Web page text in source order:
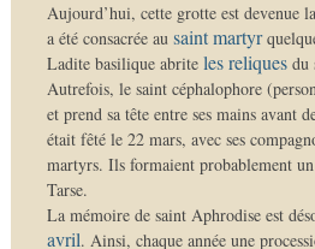
Aujourd’hui, cette grotte est devenue
a été consacrée au saint martyr
Ladite basilique abrite les reliquesdu
Autrefois, le saint céphalophore
et prend sa tête entre ses mains avant
était fêté le 22 mars, avec ses
martyrs. Ils formaient probablement
Tarse.
La mémoire de saint Aphrodise est
avril. Ainsi, chaque année une